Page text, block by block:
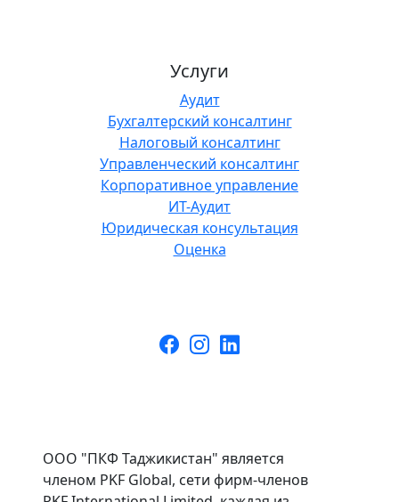
Услуги
Аудит
Бухгалтерский консалтинг
Налоговый консалтинг
Управленческий консалтинг
Корпоративное управление
ИТ-Аудит
Юридическая консультация
Оценка
ООО "ПКФ Таджикистан" является
членом PKF Global, сети фирм-членов